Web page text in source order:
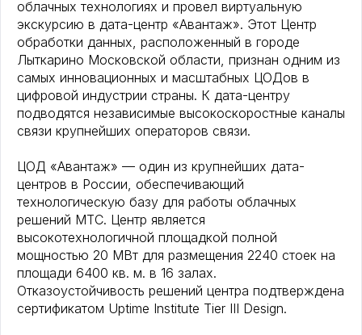
облачных технологиях и провел виртуальную
экскурсию в дата-центр «Авантаж». Этот Центр
обработки данных, расположенный в городе
Лыткарино Московской области, признан одним из
самых инновационных и масштабных ЦОДов в
цифровой индустрии страны. К дата-центру
подводятся независимые высокоскоростные каналы
связи крупнейших операторов связи.
ЦОД «Авантаж» — один из крупнейших дата-
центров в России, обеспечивающий
технологическую базу для работы облачных
решений МТС. Центр является
высокотехнологичной площадкой полной
мощностью 20 МВт для размещения 2240 стоек на
площади 6400 кв. м. в 16 залах.
Отказоустойчивость решений центра подтверждена
сертификатом Uptime Institute Tier III Design.